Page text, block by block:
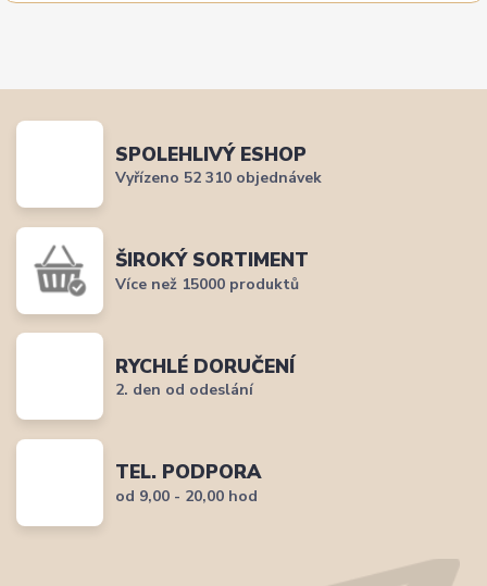
SPOLEHLIVÝ ESHOP
Vyřízeno 52 310 objednávek
ŠIROKÝ SORTIMENT
Více než 15000 produktů
RYCHLÉ DORUČENÍ
2. den od odeslání
TEL. PODPORA
od 9,00 - 20,00 hod